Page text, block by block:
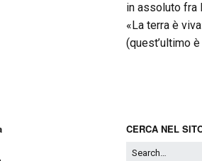
in assoluto fra
«La terra è
(quest’ultimo
CERCA NEL